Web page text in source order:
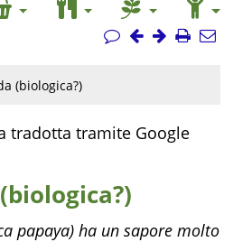
(biologica?)
tradotta tramite Google
papaya) ha un sapore molto